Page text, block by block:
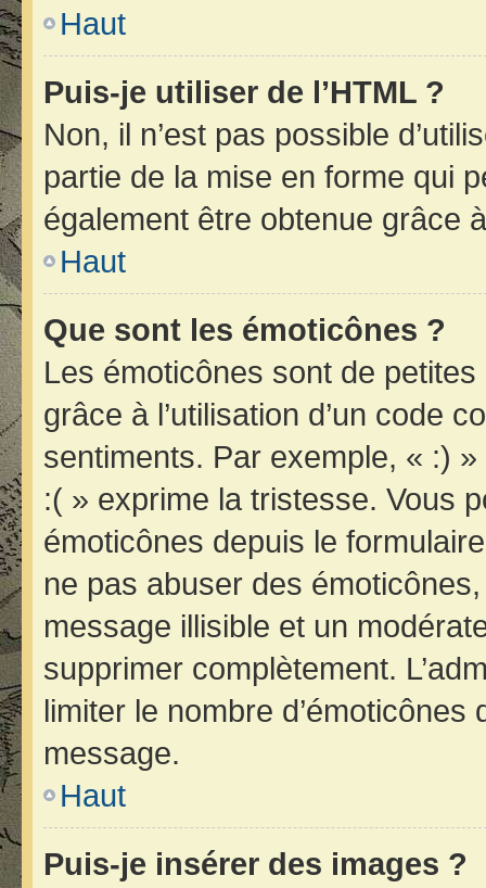
Haut
Puis-je utiliser de l’HTML ?
Non, il n’est pas possible
partie de la mise en forme qui
également être obtenue grâce
Haut
Que sont les émoticônes ?
Les émoticônes sont de
grâce à l’utilisation d’un code
sentiments. Par exemple, « :)
:( » exprime la tristesse. Vous
émoticônes depuis le
ne pas abuser des
message illisible et un
supprimer complètement.
limiter le nombre
message.
Haut
Puis-je insérer des images ?